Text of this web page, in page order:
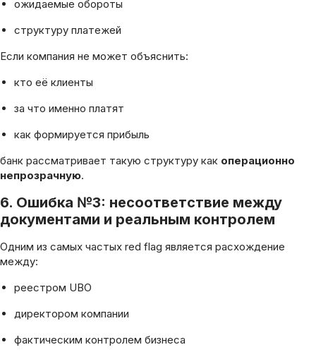
ожидаемые обороты
структуру платежей
Если компания не может объяснить:
кто её клиенты
за что именно платят
как формируется прибыль
банк рассматривает такую структуру как операционно
непрозрачную.
6. Ошибка №3: несоответствие между
документами и реальным контролем
Одним из самых частых red flag является расхождение
между:
реестром UBO
директором компании
фактическим контролем бизнеса